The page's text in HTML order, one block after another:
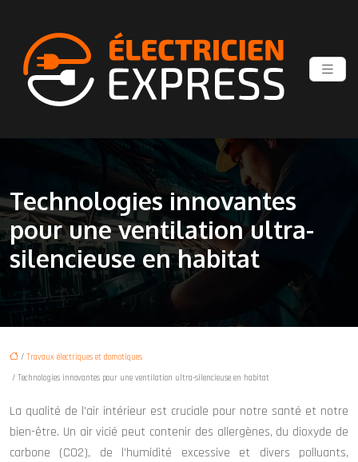
Technologies innovantes
pour une ventilation ultra-
silencieuse en habitat
/ Travaux électriques et domotiques
/ Technologies innovantes pour une ventilation ultra-silencieuse en habitat
La qualité de l’air intérieur est cruciale pour notre santé et notre
bien-être. Un air vicié peut contenir des allergènes, du dioxyde de
carbone (CO2), de l’humidité excessive et divers polluants,